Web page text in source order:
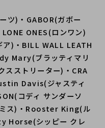
ツ)・GABOR(ガボー
ONES(ロンワン)
ア)・BILL WALL LEATH
Mary(ブラッティマリ
スストリーター)・CRA
Davis(ジャスティ
コディ サンダーソ
ス)・Rooster King(ル
Horse(シッピー クレ